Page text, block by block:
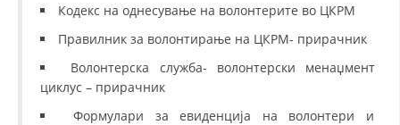
ИСТРАЖУВАЊЕ НА ЈАВНО МИСЛЕЊЕ
Кодекс на однесување на волонтерите во ЦКРМ
Правилник за волонтирање на ЦКРМ- прирачник
Волонтерска служба- волонтерски менаџмент
циклус – прирачник
Формулари за евиденција на волонтери и